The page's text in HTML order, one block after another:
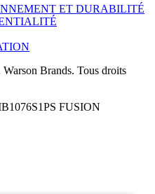
ET DURABILITÉ
Brands. Tous droits
FUSION